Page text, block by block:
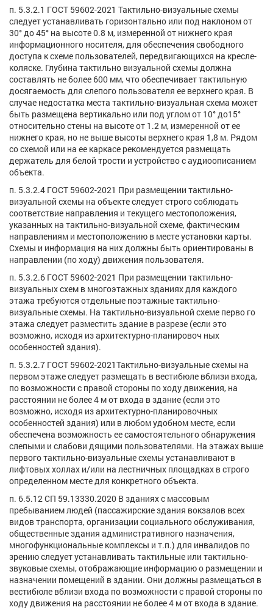
п. 5.3.2.1 ГОСТ 59602-2021 Тактильно-визуальные схемы
следует устанавливать горизонтально или под наклоном от
30° до 45° на высоте 0.8 м, измеренной от нижнего края
информационного носителя, для обеспечения свободного
доступа к схеме пользователей, передвигающихся на кресле-
коляске. Глубина тактильно визуальной схемы должна
составлять не более 600 мм, что обеспечивает тактильную
досягаемость для слепого пользователя ее верхнего края. В
случае недостатка места тактильно-визуальная схема может
быть размещена вертикально или под углом от 10° до15°
относительно стены на высоте от 1.2 м, измеренной от ее
нижнего края, но не выше высоты верхнего края 1,8 м. Рядом
со схемой или на ее каркасе рекомендуется размещать
держатель для белой трости и устройство с аудиоописанием
объекта.
п. 5.3.2.4 ГОСТ 59602-2021 При размещении тактильно-
визуальной схемы на объекте следует строго соблюдать
соответствие направления и текущего местоположения,
указанных на тактильно-визуальной схеме, фактическим
направлениям и местоположению в месте установки карты.
Схемы и информация на них должны быть ориентированы в
направлении (по ходу) движения пользователя.
п. 5.3.2.6 ГОСТ 59602-2021 При размещении тактильно-
визуальных схем в многоэтажных зданиях для каждого
этажа требуются отдельные поэтажные тактильно-
визуальные схемы. На тактильно-визуальной схеме перво го
этажа следует разместить здание в разрезе (если это
возможно, исходя из архитектурно-планировоч ных
особенностей здания).
п. 5.3.2.7 ГОСТ 59602-2021Тактильно-визуальные схемы на
первом этаже следует размещать в вестибюле вблизи входа,
по возможности с правой стороны по ходу движения, на
расстоянии не более 4 м от входа в здание (если это
возможно, исходя из архитектурно-планировочных
особенностей здания) или в любом удобном месте, если
обеспечена возможность ее самостоятельного обнаружения
слепыми и слабови дящими пользователями. На этажах выше
первого тактильно-визуальные схемы устанавливают в
лифтовых холлах и/или на лестничных площадках в строго
определенном месте для конкретного объекта.
п. 6.5.12 СП 59.13330.2020 В зданиях с массовым
пребыванием людей (пассажирские здания вокзалов всех
видов транспорта, организации социального обслуживания,
общественные здания административного назначения,
многофункциональные комплексы и т.п.) для инвалидов по
зрению следует устанавливать тактильные или тактильно-
звуковые схемы, отображающие информацию о размещении и
назначении помещений в здании. Они должны размещаться в
вестибюле вблизи входа по возможности с правой стороны по
ходу движения на расстоянии не более 4 м от входа в здание.